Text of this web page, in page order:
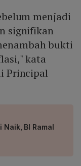
menjadi
signifikan
bukti
kata
Principal
BI Ramal